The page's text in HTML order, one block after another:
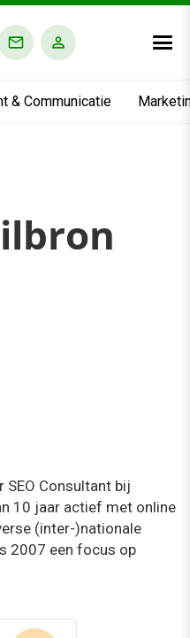
& Communicatie
SEO Consultant bij
10 jaar actief met online
(inter-)nationale
2007 een focus op